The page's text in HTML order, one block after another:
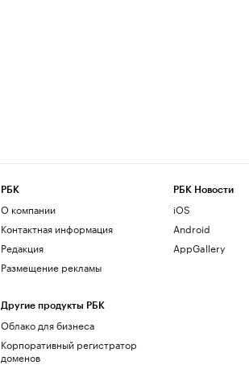
РБК
О компании
Контактная информация
Редакция
Размещение рекламы
Другие продукты РБК
Облако для бизнеса
Корпоративный регистратор
доменов
РБК Новости
iOS
Android
AppGallery